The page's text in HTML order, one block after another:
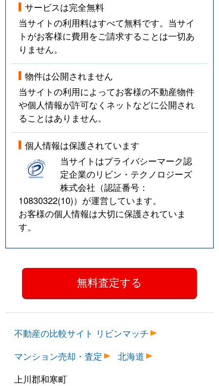
サービスは完全無料
当サイトの利用料はすべて無料です。当サイ
トがお客様に費用をご請求することは一切あ
りません。
物件は公開されません
当サイトの利用によってお客様の不動産物件
や個人情報が許可なくネットなどに公開され
ることはありません。
個人情報は保護されています
当サイトはプライバシーマーク認
定企業のリビン・テクノロジーズ
株式会社（認証番号：
10830322(10)）が運営しています。
お客様の個人情報は大切に保護されていま
す。
不動産の比較サイト リビンマッチ
マンション売却・査定
北海道
上川郡和寒町